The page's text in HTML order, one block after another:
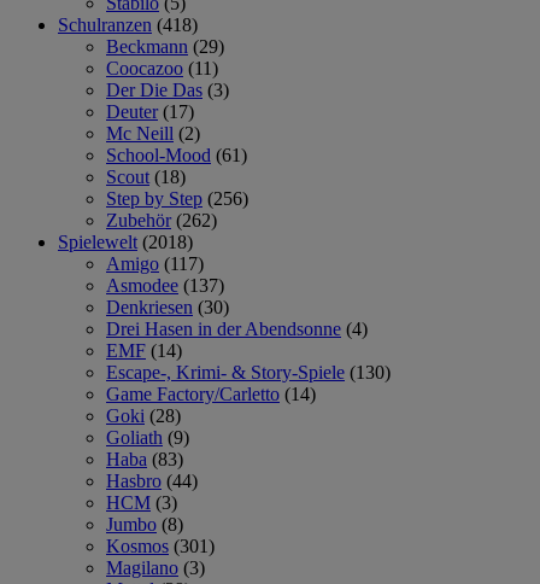
Schulranzen (418)
Beckmann (29)
Coocazoo (11)
Der Die Das (3)
Deuter (17)
Mc Neill (2)
School-Mood (61)
Scout (18)
Step by Step (256)
Zubehör (262)
Spielewelt (2018)
Amigo (117)
Asmodee (137)
Denkriesen (30)
Drei Hasen in der Abendsonne (4)
EMF (14)
Escape-, Krimi- & Story-Spiele (130)
Game Factory/Carletto (14)
Goki (28)
Goliath (9)
Haba (83)
Hasbro (44)
HCM (3)
Jumbo (8)
Kosmos (301)
Magilano (3)